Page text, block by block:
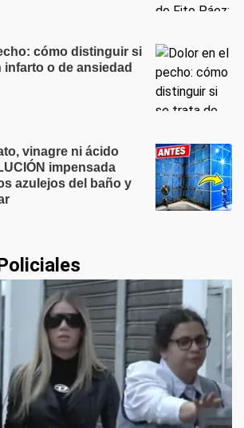
cómo distinguir si
infarto o de ansiedad
vinagre ni ácido
impensada
azulejos del baño y